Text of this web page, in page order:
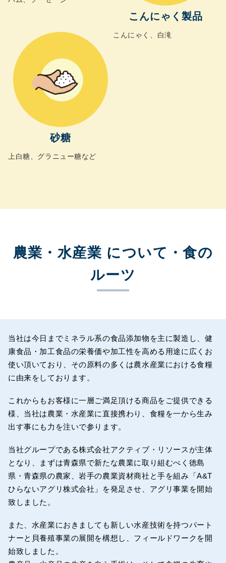
こんにゃく製品
こんにゃく、白滝
砂糖
上白糖、グラニュー糖など
農業・水産業 について・食の
ルーツ
当社は今日までミネラル系の食品添加物を主に製造し、健
康食品・加工食品の栄養価や加工性を高める用途に広くお
使い頂いており、その原料の多くは農水産業における食糧
に由来をしております。
これからもお客様に一層ご満足頂ける商品をご提供できる
様、当社は農業・水産業に直接携わり、食糧を一から生み
出す事にも力を注いで参ります。
当社グループである株式会社アクティブ・リソースが主体
となり、まずは青森県で新たな農業に取り組むべく徳島
県・青森県の農家、岩手の農業資材商社と手を組み「A&T
ひらないアグリ株式会社」を発足させ、アグリ事業を開始
致しました。
また、水産業におきましても新しい水産技術を持つパート
ナーと貝養殖事業の展開を構想し、フィールドワークを開
始致しました。